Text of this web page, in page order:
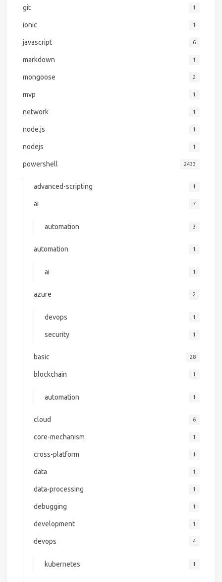
git 1
ionic 1
javascript 6
markdown 1
mongoose 2
mvp 1
network 1
node.js 1
nodejs 1
powershell 2433
advanced-scripting 1
ai 7
automation 3
automation 1
ai 1
azure 2
devops 1
security 1
basic 28
blockchain 1
automation 1
cloud 6
core-mechanism 1
cross-platform 1
data 1
data-processing 1
debugging 1
development 1
devops 4
kubernetes 1